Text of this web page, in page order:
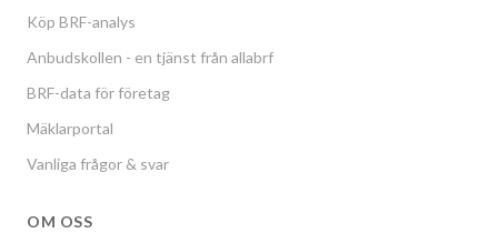
Köp BRF-analys
Anbudskollen - en tjänst från allabrf
BRF-data för företag
Mäklarportal
Vanliga frågor & svar
OM OSS